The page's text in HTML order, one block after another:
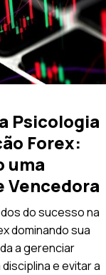
Psicologia
Forex:
uma
Vencedora
do sucesso na
dominando sua
a gerenciar
e evitar a